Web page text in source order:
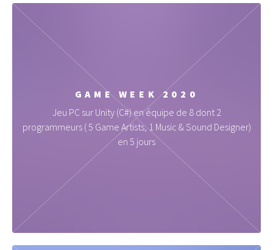
GAME WEEK 2020
Jeu PC sur Unity (C#) en équipe de 8 dont 2
programmeurs ( 5 Game Artists, 1 Music & Sound Designer)
en 5 jours